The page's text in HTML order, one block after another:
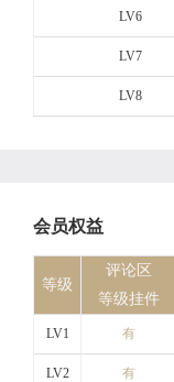
LV6
LV7
LV8
会员权益
等级
评论区
等级挂件
LV1 有
LV2 有